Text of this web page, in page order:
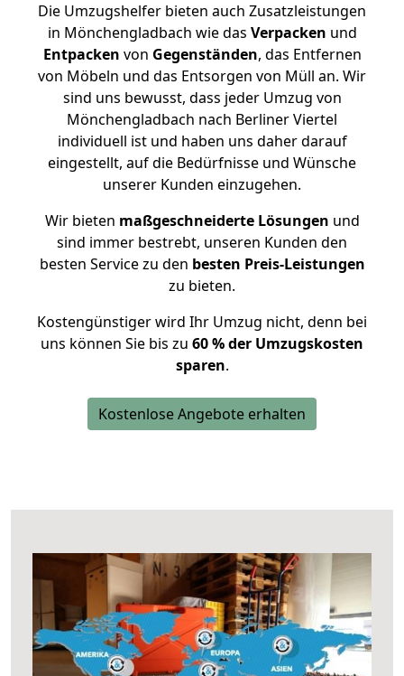
Die Umzugshelfer bieten auch Zusatzleistungen
in Mönchengladbach wie das Verpacken und
Entpacken von Gegenständen, das Entfernen
von Möbeln und das Entsorgen von Müll an. Wir
sind uns bewusst, dass jeder Umzug von
Mönchengladbach nach Berliner Viertel
individuell ist und haben uns daher darauf
eingestellt, auf die Bedürfnisse und Wünsche
unserer Kunden einzugehen.
Wir bieten maßgeschneiderte Lösungen und
sind immer bestrebt, unseren Kunden den
besten Service zu den besten Preis-Leistungen
zu bieten.
Kostengünstiger wird Ihr Umzug nicht, denn bei
uns können Sie bis zu 60 % der Umzugskosten
sparen.
Kostenlose Angebote erhalten